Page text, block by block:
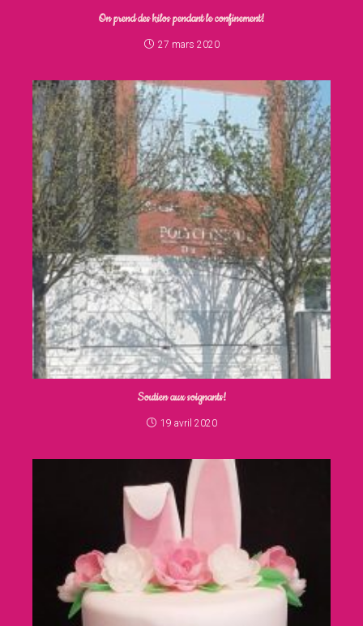
On prend des kilos pendant le confinement!
27 mars 2020
Soutien aux soignants!
19 avril 2020